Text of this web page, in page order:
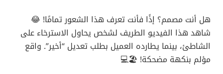
هل أنت مصمم؟ إذًا فأنت تعرف هذا الشعور تمامًا! 😂
شاهد هذا الفيديو الطريف لشخص يحاول الاسترخاء على
الشاطئ، بينما يطارده العميل بطلب تعديل “أخير”. واقع
مؤلم بنكهة مضحكة! 🏖️💻